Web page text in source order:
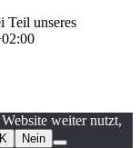
Teil unseres
weiter nutzt,
Nein